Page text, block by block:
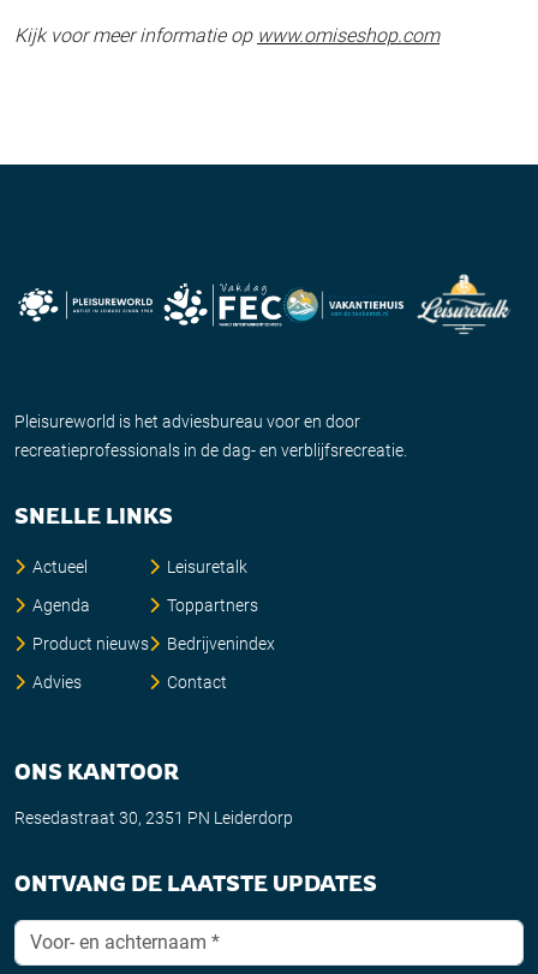
Kijk voor meer informatie op www.omiseshop.com
Pleisureworld is het adviesbureau voor en door
recreatieprofessionals in de dag- en verblijfsrecreatie.
SNELLE LINKS
Actueel
Agenda
Product nieuws
Advies
Leisuretalk
Toppartners
Bedrijvenindex
Contact
ONS KANTOOR
Resedastraat 30, 2351 PN Leiderdorp
ONTVANG DE LAATSTE UPDATES